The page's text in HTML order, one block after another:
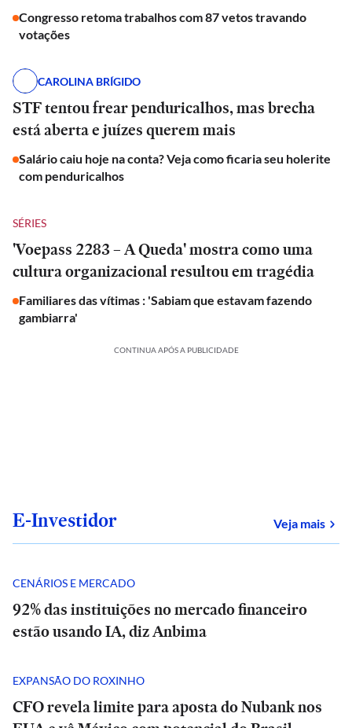
Congresso retoma trabalhos com 87 vetos travando
votações
CAROLINA BRÍGIDO
STF tentou frear penduricalhos, mas brecha
está aberta e juízes querem mais
Salário caiu hoje na conta? Veja como ficaria seu holerite
com penduricalhos
SÉRIES
'Voepass 2283 – A Queda' mostra como uma
cultura organizacional resultou em tragédia
Familiares das vítimas : 'Sabiam que estavam fazendo
gambiarra'
CONTINUA APÓS A PUBLICIDADE
E-Investidor Veja mais
CENÁRIOS E MERCADO
92% das instituições no mercado financeiro
estão usando IA, diz Anbima
EXPANSÃO DO ROXINHO
CFO revela limite para aposta do Nubank nos